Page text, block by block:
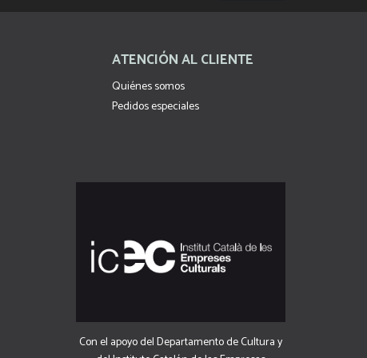
ATENCIÓN AL CLIENTE
Quiénes somos
Pedidos especiales
Con el apoyo del Departamento de Cultura y